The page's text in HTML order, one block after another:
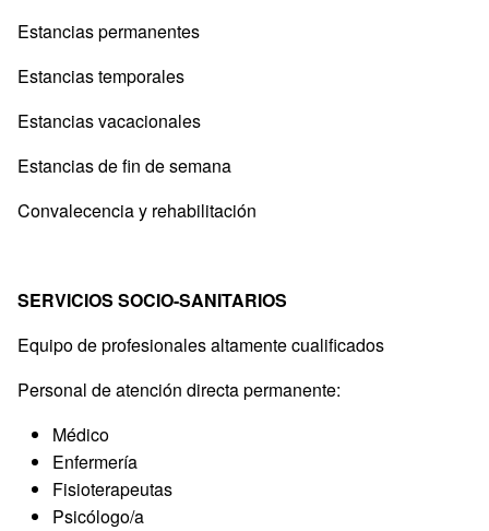
Estancias permanentes
Estancias temporales
Estancias vacacionales
Estancias de fin de semana
Convalecencia y rehabilitación
SERVICIOS SOCIO-SANITARIOS
Equipo de profesionales altamente cualificados
Personal de atención directa permanente:
Médico
Enfermería
Fisioterapeutas
Psicólogo/a